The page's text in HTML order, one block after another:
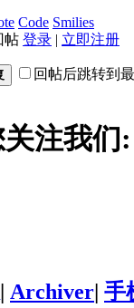
Code Smilies
帖 登录 | 立即注册
回帖后跳转到
注我们:
| Archiver| 手